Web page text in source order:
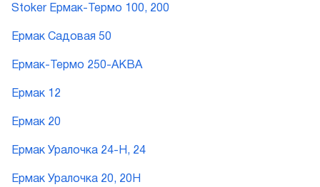
Stoker Ермак-Термо 100, 200
Ермак Садовая 50
Ермак-Термо 250-АКВА
Ермак 12
Ермак 20
Ермак Уралочка 24-Н, 24
Ермак Уралочка 20, 20Н